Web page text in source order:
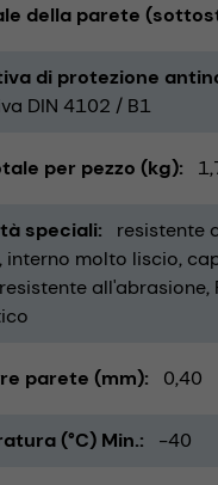
della parete
di protezione
DIN 4102 / B1
per pezzo (kg)
speciali resistente
interno molto liscio
resistente all'abrasione
parete (mm) 0,40
(°C) Min. -40